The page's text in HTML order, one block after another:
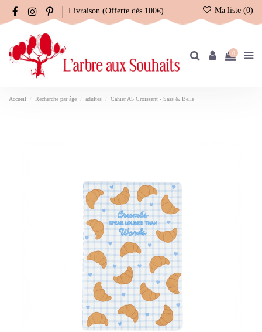
Livraison (Offerte dès 100€) Ma liste (0)
0
Accueil Recherche par âge adultes Cahier A5 Croissant - Sass & Belle